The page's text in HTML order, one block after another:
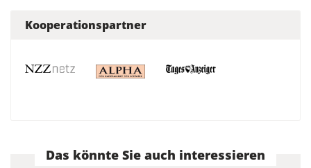
Kooperationspartner
Das könnte Sie auch interessieren